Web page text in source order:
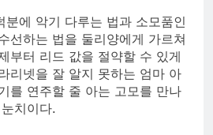
분에 악기 다루는 법과 소모품인
선하는 법을 둘리양에게 가르쳐
부터 리드 값을 절약할 수 있게
리넷을 잘 알지 못하는 엄마 아
를 연주할 줄 아는 고모를 만나
치이다.